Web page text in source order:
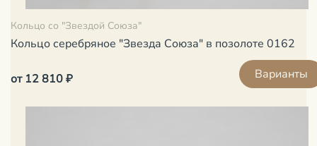
Кольцо со "Звездой Союза"
Кольцо серебряное "Звезда Союза" в позолоте 0162
от 12 810 ₽ Варианты